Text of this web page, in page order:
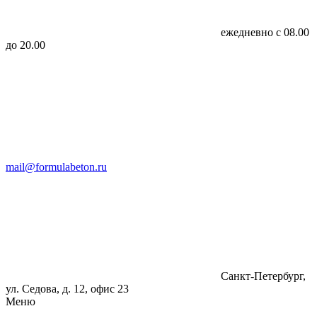
ежедневно с 08.00
до 20.00
mail@formulabeton.ru
Санкт-Петербург,
ул. Седова, д. 12, офис 23
Меню